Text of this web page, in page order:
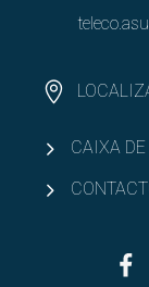
AbrirPAS e PDI
AbrirRecursos
AbrirCalidade
CAIXA